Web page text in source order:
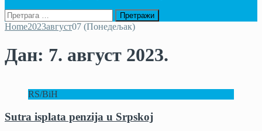
Претрага
за:
Home2023август07 (Понедељак)
Дан: 7. август 2023.
RS/BiH
Sutra isplata penzija u Srpskoj